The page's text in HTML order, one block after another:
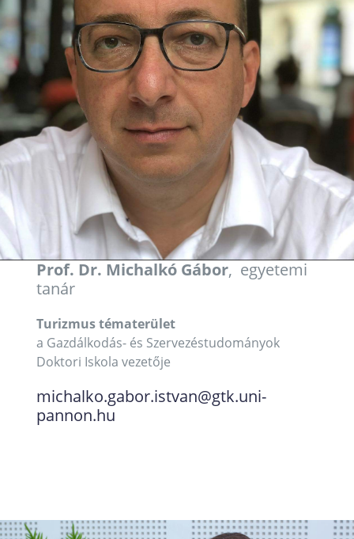
Prof. Dr. Michalkó Gábor, egyetemi
tanár
Turizmus tématerület
a Gazdálkodás- és Szervezéstudományok
Doktori Iskola vezetője
michalko.gabor.istvan@gtk.uni-
pannon.hu